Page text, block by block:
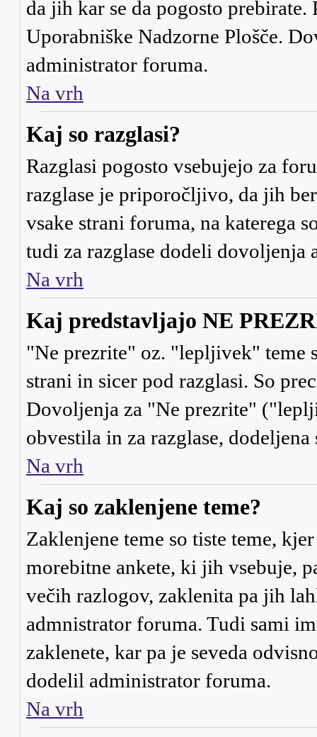
da jih kar se da pogosto
Uporabniške Nadzorne Plošče.
administrator foruma.
Na vrh
Kaj so razglasi?
Razglasi pogosto vsebujejo za
razglase je priporočljivo, da jih
vsake strani foruma, na katerega
tudi za razglase dodeli dovoljenja
Na vrh
Kaj predstavljajo NE
"Ne prezrite" oz. "lepljivek" teme
strani in sicer pod razglasi. So
Dovoljenja za "Ne prezrite"
obvestila in za razglase,
Na vrh
Kaj so zaklenjene teme?
Zaklenjene teme so tiste teme,
morebitne ankete, ki jih vsebuje,
večih razlogov, zaklenita pa jih
admnistrator foruma. Tudi sami
zaklenete, kar pa je seveda
dodelil administrator foruma.
Na vrh